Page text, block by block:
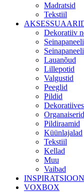
Madratsid
Tekstiil
Dekoratiiv
Lauanõud
Lillepotid
Valgustid
Peeglid
Pildid
Organaiserid
Pildiraamid
Küünlajalad
Tekstiil
Kellad
Muu
Vaibad
VOXBOX